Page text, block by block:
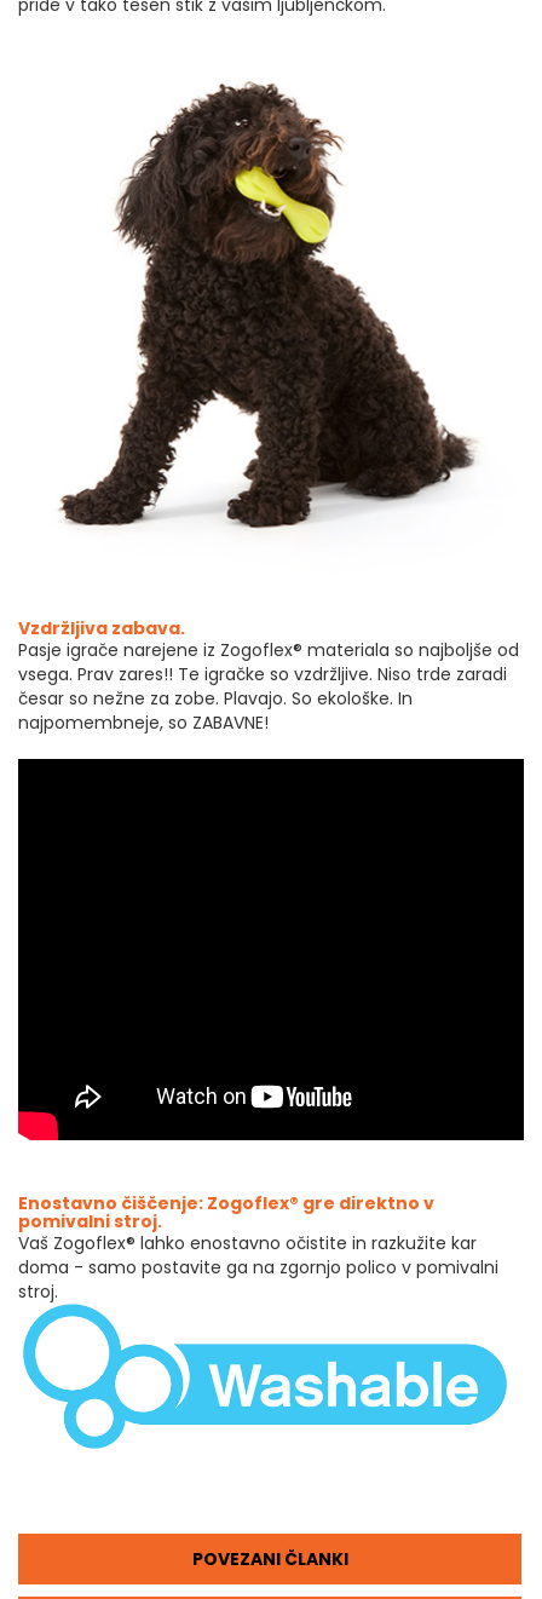
pride v tako tesen stik z vašim ljubljenčkom.
Vzdržljiva zabava.
Pasje igrače narejene iz Zogoflex® materiala so najboljše od
vsega. Prav zares!! Te igračke so vzdržljive. Niso trde zaradi
česar so nežne za zobe. Plavajo. So ekološke. In
najpomembneje, so ZABAVNE!
Enostavno čiščenje: Zogoflex® gre direktno v
pomivalni stroj.
Vaš Zogoflex® lahko enostavno očistite in razkužite kar
doma - samo postavite ga na zgornjo polico v pomivalni
stroj.
POVEZANI ČLANKI